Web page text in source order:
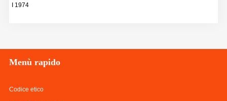
I 1974
Menù rapido
Codice etico